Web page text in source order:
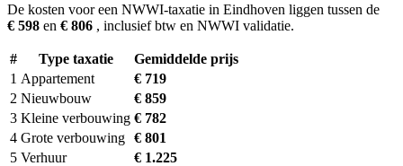
De kosten voor een NWWI-taxatie in Eindhoven liggen tussen de
€ 598 en € 806 , inclusief btw en NWWI validatie.
# Type taxatie
Gemiddelde prijs
1 Appartement
€ 719
2 Nieuwbouw
€ 859
3 Kleine verbouwing € 782
4 Grote verbouwing € 801
5 Verhuur € 1.225